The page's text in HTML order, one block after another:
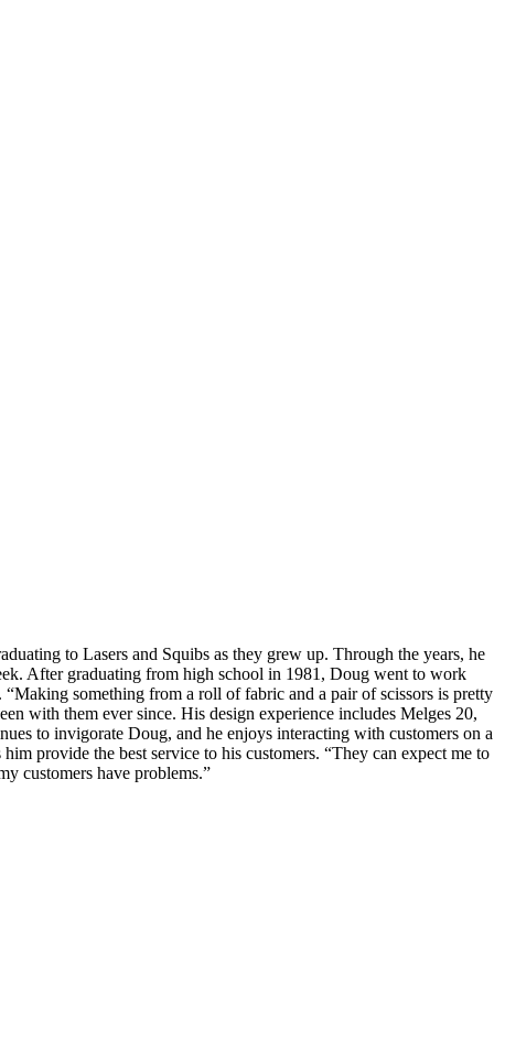
to Lasers and Squibs as they grew up. Through the years, he
After graduating from high school in 1981, Doug went to work
something from a roll of fabric and a pair of scissors is pretty
with them ever since. His design experience includes Melges 20,
to invigorate Doug, and he enjoys interacting with customers on a
provide the best service to his customers. “They can expect me to
customers have problems.”